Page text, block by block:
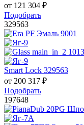
от 121 304 ₽
Подобрать
329563
Smart Lock 329563
от 200 317 ₽
Подобрать
197648